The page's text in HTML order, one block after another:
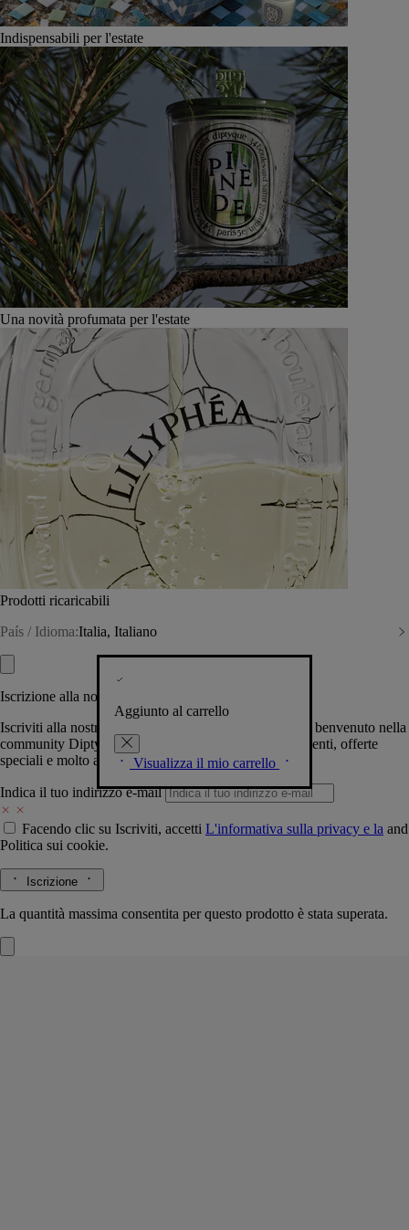
Indispensabili per l'estate
Una novità profumata per l'estate
Prodotti ricaricabili
País / Idioma:Italia, Italiano
Aggiunto al carrello
Visualizza il mio carrello
Iscrizione alla nostra Newsletter
Iscriviti alla nostra newsletter per permetterci di darti il benvenuto nella
community Diptyque e tenerti al corrente su novità, eventi, offerte
speciali e molto altro.
Indica il tuo indirizzo e-mail
Facendo clic su Iscriviti, accetti L'informativa sulla privacy e la and
Politica sui cookie.
Iscrizione
La quantità massima consentita per questo prodotto è stata superata.